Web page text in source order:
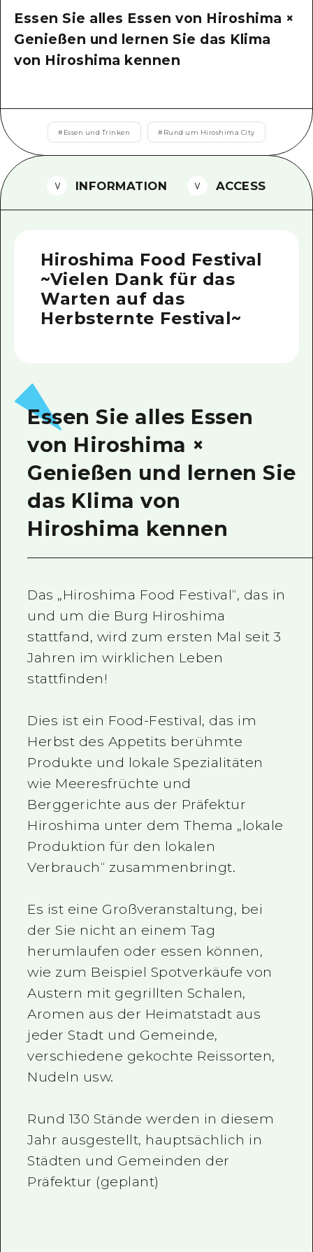
Ein freiwilliger Führer
Foto-Download
Transportinformationen bei
Essen Sie alles Essen von Hiroshima ×
Genießen und lernen Sie das Klima
von Hiroshima kennen
# Essen und Trinken # Rund um Hiroshima City
INFORMATION ACCESS
Hiroshima Food Festival
~Vielen Dank für das
Warten auf das
Herbsternte Festival~
Essen Sie alles Essen
von Hiroshima ×
Genießen und lernen Sie
das Klima von
Hiroshima kennen
Das „Hiroshima Food Festival“, das in
und um die Burg Hiroshima
stattfand, wird zum ersten Mal seit 3
Jahren im wirklichen Leben
stattfinden!
Dies ist ein Food-Festival, das im
Herbst des Appetits berühmte
Produkte und lokale Spezialitäten
wie Meeresfrüchte und
Berggerichte aus der Präfektur
Hiroshima unter dem Thema „lokale
Produktion für den lokalen
Verbrauch“ zusammenbringt.
Es ist eine Großveranstaltung, bei
der Sie nicht an einem Tag
herumlaufen oder essen können,
wie zum Beispiel Spotverkäufe von
Austern mit gegrillten Schalen,
Aromen aus der Heimatstadt aus
jeder Stadt und Gemeinde,
verschiedene gekochte Reissorten,
Nudeln usw.
Rund 130 Stände werden in diesem
Jahr ausgestellt, hauptsächlich in
Städten und Gemeinden der
Präfektur (geplant)